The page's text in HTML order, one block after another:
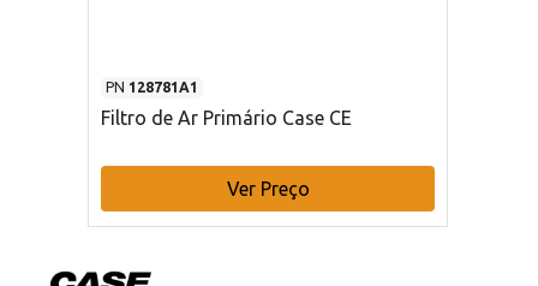
PN 128781A1
Filtro de Ar Primário Case CE
Ver Preço